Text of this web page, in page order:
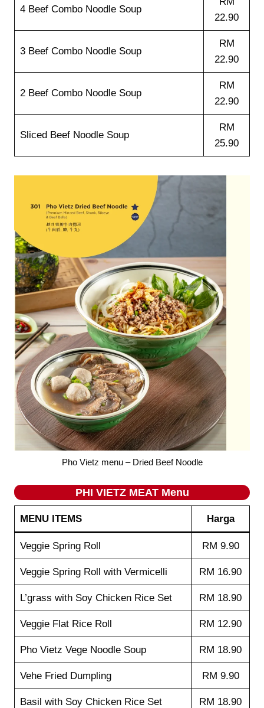
4 Beef Combo Noodle Soup
22.90
3 Beef Combo Noodle Soup
RM
22.90
2 Beef Combo Noodle Soup
RM
22.90
Sliced Beef Noodle Soup
RM
25.90
Pho Vietz menu – Dried Beef Noodle
PHI VIETZ MEAT Menu
MENU ITEMS Harga
Veggie Spring Roll RM 9.90
Veggie Spring Roll with Vermicelli RM 16.90
L’grass with Soy Chicken Rice Set RM 18.90
Veggie Flat Rice Roll RM 12.90
Pho Vietz Vege Noodle Soup RM 18.90
Vehe Fried Dumpling RM 9.90
Basil with Soy Chicken Rice Set RM 18.90